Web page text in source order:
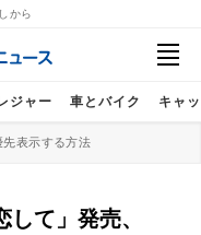
から
ジャー 車とバイク キャ
表示する方法
て」発売、